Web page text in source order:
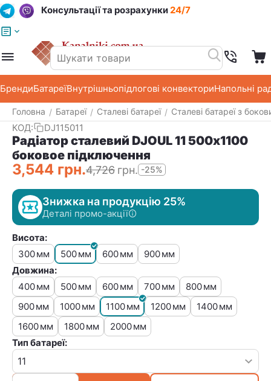
Консультації та розрахунки24/7
БрендиБатареїВнутрішньопідлогові конвекториНапольні
Головна / Батареї / Сталеві батареї / Сталеві батареї з
КОД: DJ115011
Радіатор сталевий DJOUL 11 500х1100
боковое підключення
3,544 грн.4,726 грн. -25%
Знижка на продукцію 25%
Деталі промо-акції
Висота:
300мм 500мм 600мм 900мм
Довжина:
400мм 500мм 600мм 700мм 800мм
900мм 1000мм 1100мм 1200мм 1400мм
1600мм 1800мм 2000мм
Тип батареї: